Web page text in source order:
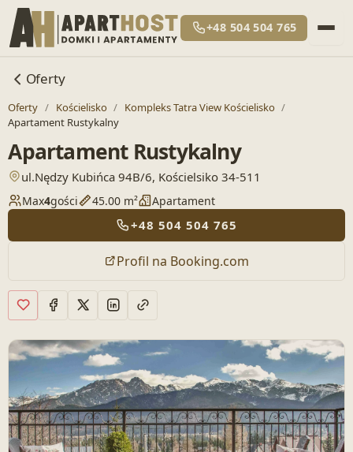
+48 504 504 765
Oferty
Oferty / Kościelisko / Kompleks Tatra View Kościelisko /
Apartament Rustykalny
Apartament Rustykalny
ul.Nędzy Kubińca 94B/6, Kościelsiko 34-511
— otwiera lokalizację w Google Maps
Max4gości 45.00 m² Apartament
+48 504 504 765
Profil na Booking.com
Dodaj do ulubionych